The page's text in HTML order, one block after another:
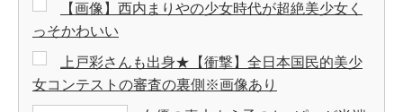
【画像】西内まりやの少女時代が超絶美少女く
っそかわいい
上戸彩さんも出身★【衝撃】全日本国民的美少
女コンテストの審査の裏側※画像あり